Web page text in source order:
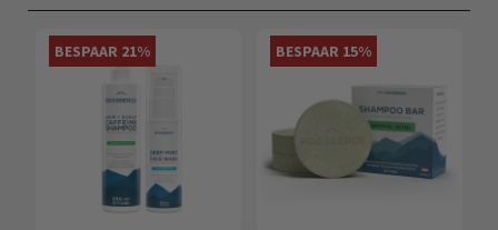
BESPAAR 21% BESPAAR 15%